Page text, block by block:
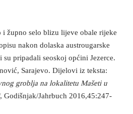
i župno selo blizu lijeve obale rijeke
nakon dolaska austrougarske
pripadali seoskoj općini Jezerce.
Sarajevo. Dijelovi iz teksta:
groblja na lokalitetu Mašeti u
, Godišnjak/Jahrbuch 2016,45:247-